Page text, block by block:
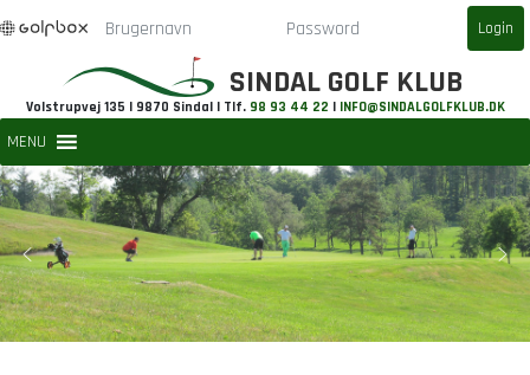
SINDAL GOLF KLUB
Volstrupvej 135 | 9870 Sindal | Tlf. 98 93 44 22 | INFO@SINDALGOLFKLUB.DK
MENU